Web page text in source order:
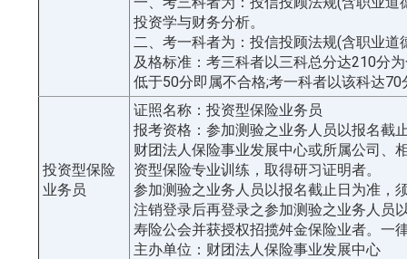
投资学与财务分析。
二、考一科者为：投信投顾法规(含职业道
及格标准：考三科者以三科总分达210分
低于50分即属不合格;考一科者以该科达70
投资型保险
业务员
证照名称：投资型保险业务员
报考资格：参加测验之业务人员以报名截
财团法人保险事业发展中心或所属公司、
资型保险专业训练，取得研习证明者。
参加测验之业务人员以报名截止日为准，
注销登录后再登录之参加测验之业务人员
寿险公会并获授权招揽舛金保险业者。一
主办单位：财团法人保险事业发展中心